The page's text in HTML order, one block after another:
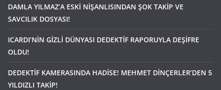
DAMLA YILMAZ’A ESKİ NİŞANLISINDAN ŞOK TAKİP VE
SAVCILIK DOSYASI!
ICARDI’NİN GİZLİ DÜNYASI DEDEKTİF RAPORUYLA DEŞİFRE
OLDU!
DEDEKTİF KAMERASINDA HADİSE! MEHMET DİNÇERLER’DEN 5
YILDIZLI TAKİP!